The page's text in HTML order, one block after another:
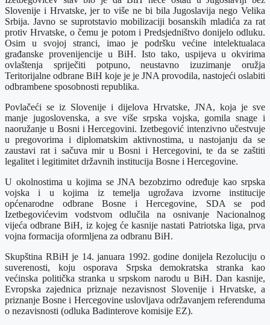
Slovenije i Hrvatske, jer to više ne bi bila Jugoslavija nego Velika
Srbija. Javno se suprotstavio mobilizaciji bosanskih mladića za rat
protiv Hrvatske, o čemu je potom i Predsjedništvo donijelo odluku.
Osim u svojoj stranci, imao je podršku većine intelektualaca
građanske provenijencije u BiH. Isto tako, uspijeva u okvirima
ovlaštenja spriječiti potpuno, neustavno izuzimanje oružja
Teritorijalne odbrane BiH koje je je JNA provodila, nastojeći oslabiti
odbrambene sposobnosti republika.
Povlačeći se iz Slovenije i dijelova Hrvatske, JNA, koja je sve
manje jugoslovenska, a sve više srpska vojska, gomila snage i
naoružanje u Bosni i Hercegovini. Izetbegović intenzivno učestvuje
u pregovorima i diplomatskim aktivnostima, u nastojanju da se
zaustavi rat i sačuva mir u Bosni i Hercegovini, te da se zaštiti
legalitet i legitimitet državnih institucija Bosne i Hercegovine.
U okolnostima u kojima se JNA bezobzirno određuje kao srpska
vojska i u kojima iz temelja ugrožava izvorne institucije
općenarodne odbrane Bosne i Hercegovine, SDA se pod
Izetbegovićevim vodstvom odlučila na osnivanje Nacionalnog
vijeća odbrane BiH, iz kojeg će kasnije nastati Patriotska liga, prva
vojna formacija oformljena za odbranu BiH.
Skupština RBiH je 14. januara 1992. godine donijela Rezoluciju o
suverenosti, koju osporava Srpska demokratska stranka kao
većinska politička stranka u srpskom narodu u BiH. Dan kasnije,
Evropska zajednica priznaje nezavisnost Slovenije i Hrvatske, a
priznanje Bosne i Hercegovine uslovljava održavanjem referenduma
o nezavisnosti (odluka Badinterove komisije EZ).